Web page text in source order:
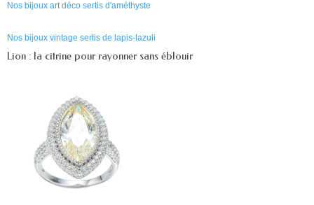
Nos bijoux art déco sertis d'améthyste
Nos bijoux vintage sertis de lapis-lazuli
Lion : la citrine pour rayonner sans éblouir